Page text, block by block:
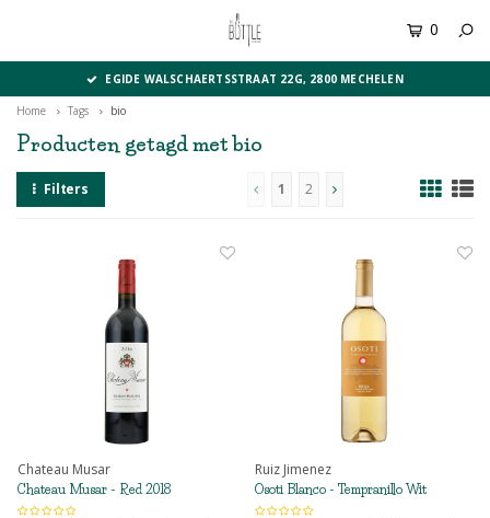
0
EGIDE WALSCHAERTSSTRAAT 22G, 2800 MECHELEN
Home Tags bio
Producten getagd met bio
Filters 1 2
Chateau Musar
Chateau Musar - Red 2018
Ruiz Jimenez
Osoti Blanco - Tempranillo Wit